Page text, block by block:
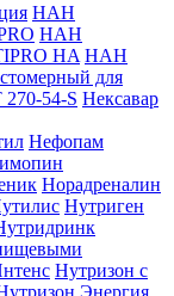
НАН
НАН
HA НАН
для
54-S Нексавар
Нефопам
Норадреналин
Нутриген
Нутризон с
Энергия